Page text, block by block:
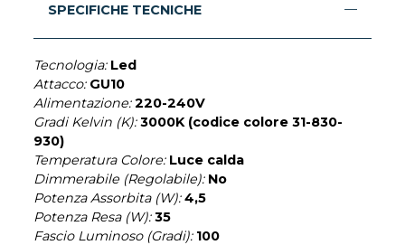
SPECIFICHE TECNICHE
Tecnologia: Led
Attacco: GU10
Alimentazione: 220-240V
Gradi Kelvin (K): 3000K (codice colore 31-830-
930)
Temperatura Colore: Luce calda
Dimmerabile (Regolabile): No
Potenza Assorbita (W): 4,5
Potenza Resa (W): 35
Fascio Luminoso (Gradi): 100